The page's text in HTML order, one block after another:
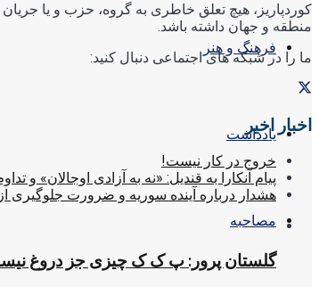
فرهنگ و هنر
یادداشت
مصاحبه
کوردپاریز، هیچ تعلق خاطری به گروه، حزب و یا
منطقه و جهان داشته باشد.
ما را در شبکه های اجتماعی دنبال کنید:
اخبار اخیر
خروج در کار نیست!
پیام آنکارا به قندیل: «نه به آزادی اوجالان» و
هشدار درباره آینده سوریه و ضرورت جلوگیری
گلستان پرور: پ ک ک چیزی جز دروغ